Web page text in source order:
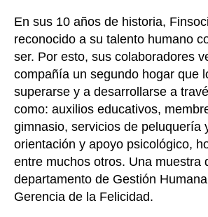
En sus 10 años de historia,
reconocido a su talento humano
ser. Por esto, sus colaboradores
compañía un segundo hogar que
superarse y a desarrollarse a
como: auxilios educativos,
gimnasio, servicios de peluquería
orientación y apoyo psicológico,
entre muchos otros. Una muestra
departamento de Gestión
Gerencia de la Felicidad.